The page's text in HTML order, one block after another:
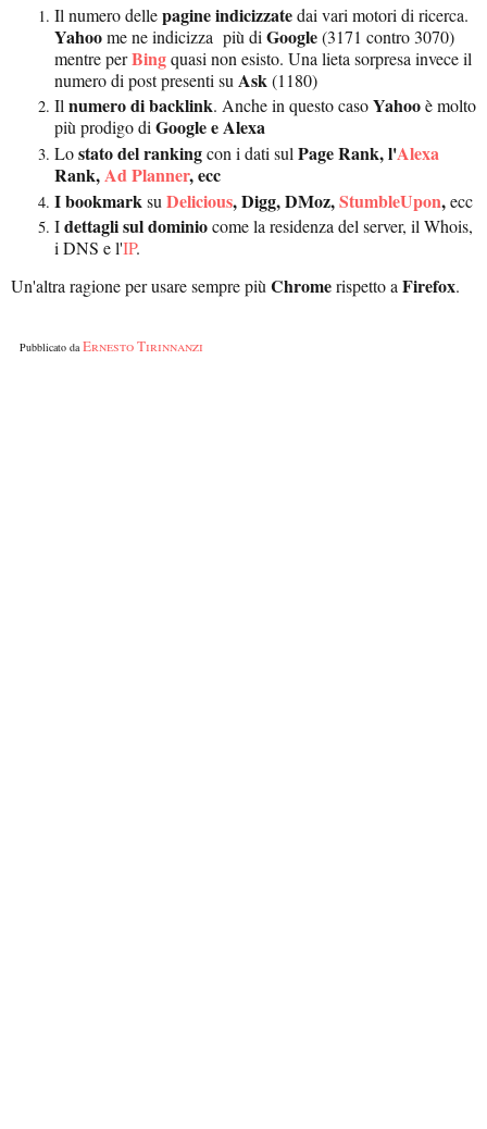
Il numero dellepagine indicizzatedai vari motori di ricerca.
Yahoome ne indicizza più di Google(3171 contro 3070)
mentre perBingquasi non esisto. Una lieta sorpresa invece il
numero di post presenti su Ask(1180)
Ilnumero di backlink. Anche in questo casoYahooè molto
più prodigo diGoogle e Alexa
Lostato del rankingcon i dati sul Page Rank, l'Alexa
Rank,Ad Planner, ecc
I bookmark su Delicious, Digg, DMoz,StumbleUpon,ecc
Idettagli sul dominiocome la residenza del server, il Whois,
i DNS e l'IP.
Un'altra ragione per usare sempre più Chromerispetto a Firefox.
Pubblicato da Ernesto Tirinnanzi